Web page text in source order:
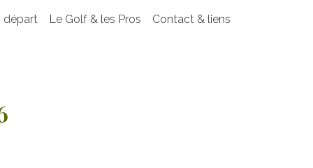
départ Le Golf & les Pros Contact & liens